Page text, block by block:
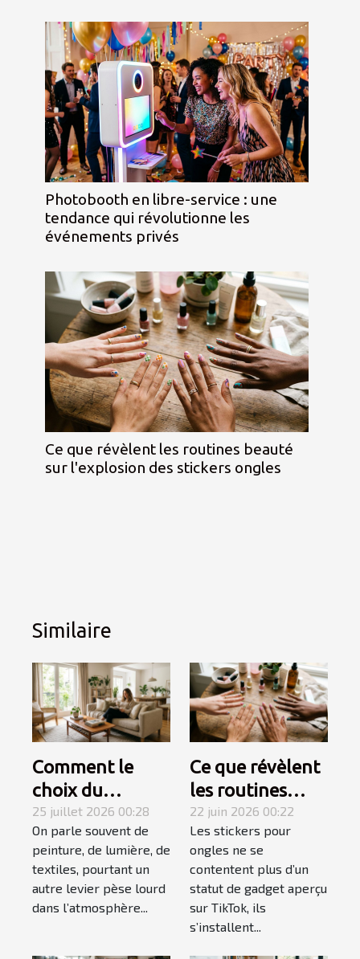
Photobooth en libre-service : une
tendance qui révolutionne les
événements privés
Ce que révèlent les routines beauté
sur l'explosion des stickers ongles
Similaire
Comment le
choix du
mobilier
influence-t-il
l’ambiance
d’une pièce ?
25 juillet 2026 00:28
On parle souvent de
peinture, de lumière, de
textiles, pourtant un
autre levier pèse lourd
dans l’atmosphère...
Ce que révèlent
les routines
beauté sur
l'explosion des
stickers ongles
22 juin 2026 00:22
Les stickers pour
ongles ne se
contentent plus d’un
statut de gadget aperçu
sur TikTok, ils
s’installent...